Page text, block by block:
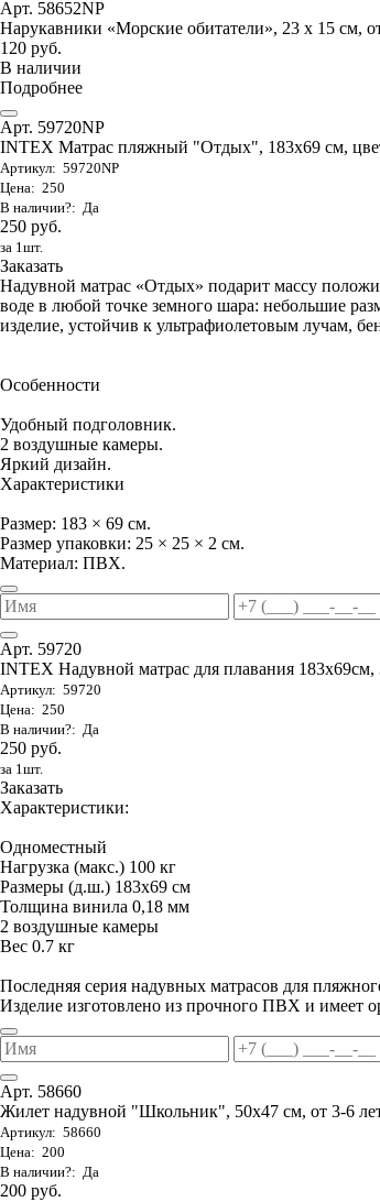
Арт. 58652NP
Нарукавники «Морские обитатели», 23 х 15 см,
120 руб.
В наличии
Подробнее
Арт. 59720NP
INTEX Матрас пляжный "Отдых", 183х69 см,
Артикул: 59720NP
Цена: 250
В наличии?: Да
250 руб.
за 1шт.
Заказать
Надувной матрас «Отдых» подарит массу
воде в любой точке земного шара: небольшие
изделие, устойчив к ультрафиолетовым лучам,
Особенности
Удобный подголовник.
2 воздушные камеры.
Яркий дизайн.
Характеристики
Размер: 183 × 69 см.
Размер упаковки: 25 × 25 × 2 см.
Материал: ПВХ.
Арт. 59720
INTEX Надувной матрас для плавания 183х69см,
Артикул: 59720
Цена: 250
В наличии?: Да
250 руб.
за 1шт.
Заказать
Характеристики:
Одноместный
Нагрузка (макс.) 100 кг
Размеры (д.ш.) 183х69 см
Толщина винила 0,18 мм
2 воздушные камеры
Вес 0.7 кг
Последняя серия надувных матрасов для
Изделие изготовлено из прочного ПВХ и имеет
Арт. 58660
Жилет надувной "Школьник", 50х47 см, от 3-6
Артикул: 58660
Цена: 200
В наличии?: Да
200 руб.